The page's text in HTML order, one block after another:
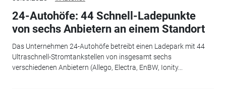
24-Autohöfe: 44 Schnell-Ladepunkte
von sechs Anbietern an einem Standort
Das Unternehmen 24-Autohöfe betreibt einen Ladepark mit 44
Ultraschnell-Stromtankstellen von insgesamt sechs
verschiedenen Anbietern (Allego, Electra, EnBW, Ionity...